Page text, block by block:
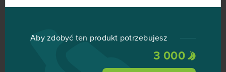
Aby zdobyć ten produkt potrzebujesz
3 000